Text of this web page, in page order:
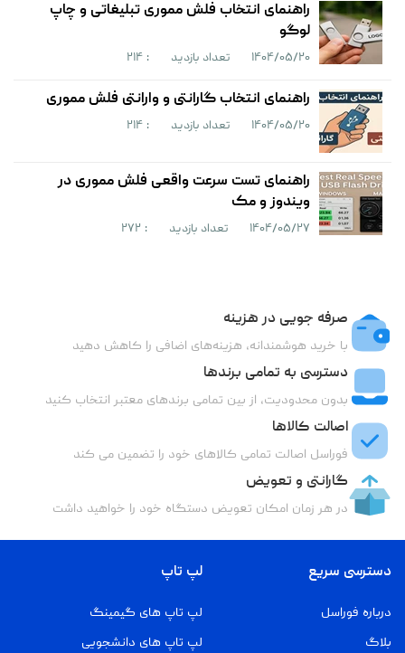
راهنمای انتخاب فلش مموری تبلیغاتی و چاپ
لوگو
۱۴۰۴/۰۵/۲۰ تعداد بازدید : ۲۱۴
راهنمای انتخاب گارانتی و وارانتی فلش مموری
۱۴۰۴/۰۵/۲۰ تعداد بازدید : ۲۱۴
راهنمای تست سرعت واقعی فلش مموری در
ویندوز و مک
۱۴۰۴/۰۵/۲۷ تعداد بازدید : ۲۷۲
صرفه جویی در هزینه
با خرید هوشمندانه، هزینه‌های اضافی را کاهش دهید
دسترسی به تمامی برندها
بدون محدودیت، از بین تمامی برندهای معتبر انتخاب کنید
اصالت کالاها
فوراسل اصالت تمامی کالاهای خود را تضمین می کند
گارانتی و تعویض
در هر زمان امکان تعویض دستگاه خود را خواهید داشت
دسترسی سریع
درباره فوراسل
بلاگ
لپ تاپ
لپ تاپ های گیمینگ
لپ تاپ های دانشجویی